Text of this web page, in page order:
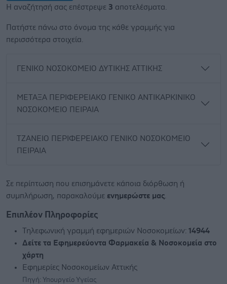
Η αναζήτησή σας επέστρεψε 3 αποτελέσματα.
Πατήστε πάνω στο όνομα της κάθε γραμμής για
περισσότερα στοιχεία.
ΓΕΝΙΚΟ ΝΟΣΟΚΟΜΕΙΟ ΔΥΤΙΚΗΣ ΑΤΤΙΚΗΣ
ΜΕΤΑΞΑ ΠΕΡΙΦΕΡΕΙΑΚΟ ΓΕΝΙΚΟ ΑΝΤΙΚΑΡΚΙΝΙΚΟ
ΝΟΣΟΚΟΜΕΙΟ ΠΕΙΡΑΙΑ
ΤΖΑΝΕΙΟ ΠΕΡΙΦΕΡΕΙΑΚΟ ΓΕΝΙΚΟ ΝΟΣΟΚΟΜΕΙΟ
ΠΕΙΡΑΙΑ
Σε περίπτωση που επισημάνετε κάποια διόρθωση ή
συμπλήρωση, παρακαλούμε ενημερώστε μας
Επιπλέον Πληροφορίες
Τηλεφωνική γραμμή εφημεριών Νοσοκομείων: 14944
Δείτε τα Εφημερεύοντα Φαρμακεία & Νοσοκομεία στο
χάρτη
Εφημερίες Νοσοκομείων Αττικής
Πηγή: Υπουργείο Υγείας